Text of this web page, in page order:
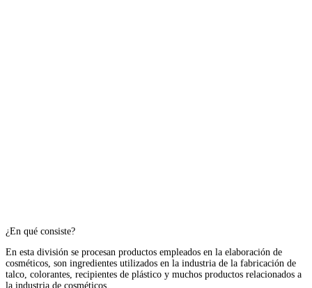
¿En qué consiste?
En esta división se procesan productos empleados en la elaboración de
cosméticos, son ingredientes utilizados en la industria de la fabricación de
talco, colorantes, recipientes de plástico y muchos productos relacionados a
la industria de cosméticos.